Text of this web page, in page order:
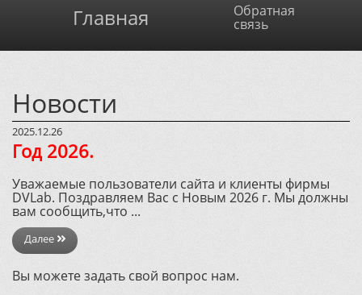
Главная Обратная
связь
Новости
2025.12.26
Год 2026.
Уважаемые пользователи сайта и клиенты фирмы
DVLab. Поздравляем Вас с Новым 2026 г. Мы должны
вам сообщить,что ...
Далее
Вы можете задать свой вопрос нам.